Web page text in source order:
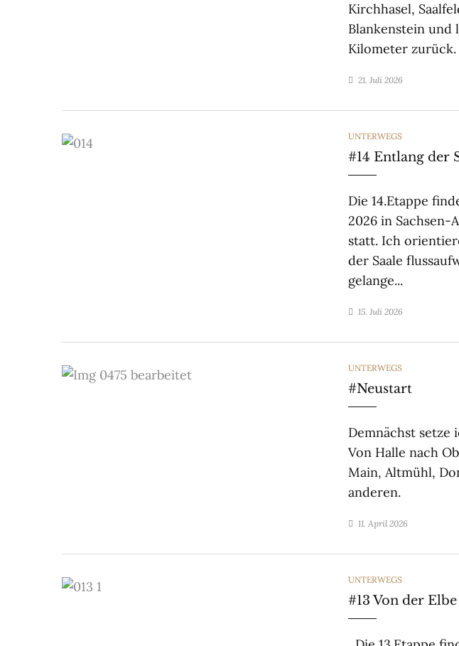
Kirchhasel,
Blankenstein und
Kilometer zurück.
21. Juli 2026
CATEGORIES
UNTERWEGS
#14 Entlang der
Die 14.Etappe
2026 in Sachsen-
statt. Ich
der Saale
gelange...
15. Juli 2026
CATEGORIES
UNTERWEGS
#Neustart
Demnächst setze
Von Halle nach
Main, Altmühl,
anderen.
11. April 2026
CATEGORIES
UNTERWEGS
#13 Von der